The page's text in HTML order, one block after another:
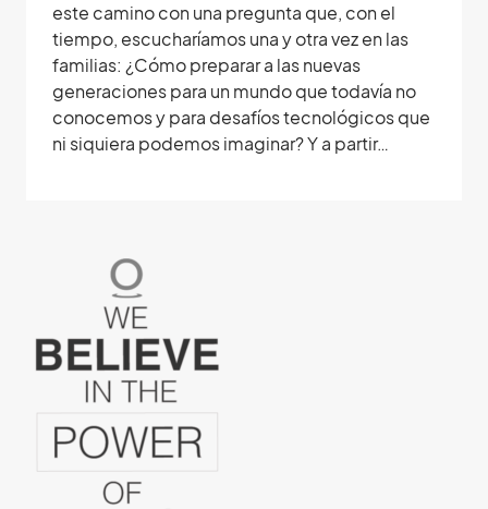
este camino con una pregunta que, con el
tiempo, escucharíamos una y otra vez en las
familias: ¿Cómo preparar a las nuevas
generaciones para un mundo que todavía no
conocemos y para desafíos tecnológicos que
ni siquiera podemos imaginar? Y a partir…